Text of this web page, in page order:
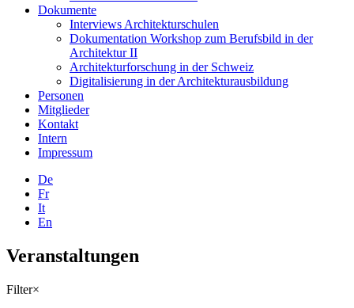
Dokumente
Interviews Architekturschulen
Dokumentation Workshop zum Berufsbild in der
Architektur II
Architekturforschung in der Schweiz
Digitalisierung in der Architekturausbildung
Personen
Mitglieder
Kontakt
Intern
Impressum
De
Fr
It
En
Veranstaltungen
Filter×